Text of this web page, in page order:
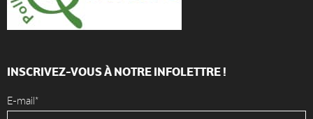
INSCRIVEZ-VOUS À NOTRE INFOLETTRE !
E-mail*